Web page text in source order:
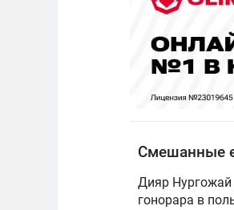
Смешанные
Дияр Нургожай
гонорара в